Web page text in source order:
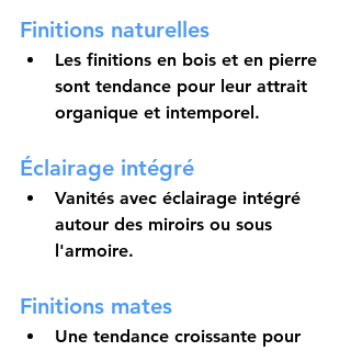
Finitions naturelles
Les finitions en bois et en pierre
sont tendance pour leur attrait
organique et intemporel.
Éclairage intégré
Vanités avec éclairage intégré
autour des miroirs ou sous
l'armoire.
Finitions mates
Une tendance croissante pour